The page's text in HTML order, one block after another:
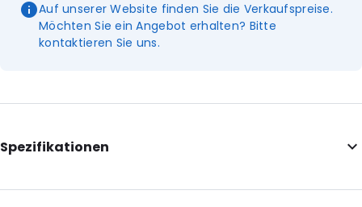
Auf unserer Website finden Sie die Verkaufspreise.
Möchten Sie ein Angebot erhalten? Bitte
kontaktieren Sie uns.
Spezifikationen
Additional information: Umschläge